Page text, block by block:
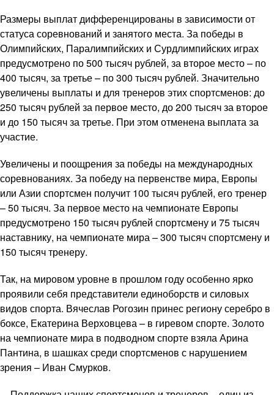
Размеры выплат дифференцированы в зависимости от
статуса соревнований и занятого места. За победы в
Олимпийских, Паралимпийских и Сурдлимпийских играх
предусмотрено по 500 тысяч рублей, за второе место – по
400 тысяч, за третье – по 300 тысяч рублей. Значительно
увеличены выплаты и для тренеров этих спортсменов: до
250 тысяч рублей за первое место, до 200 тысяч за второе
и до 150 тысяч за третье. При этом отменена выплата за
участие.
Увеличены и поощрения за победы на международных
соревнованиях. За победу на первенстве мира, Европы
или Азии спортсмен получит 100 тысяч рублей, его тренер
– 50 тысяч. За первое место на чемпионате Европы
предусмотрено 150 тысяч рублей спортсмену и 75 тысяч
наставнику, на чемпионате мира – 300 тысяч спортсмену и
150 тысяч тренеру.
Так, на мировом уровне в прошлом году особенно ярко
проявили себя представители единоборств и силовых
видов спорта. Вячеслав Рогозин принес региону серебро в
боксе, Екатерина Верховцева – в гиревом спорте. Золото
на чемпионате мира в подводном спорте взяла Арина
Пантина, в шашках среди спортсменов с нарушением
зрения – Иван Смурков.